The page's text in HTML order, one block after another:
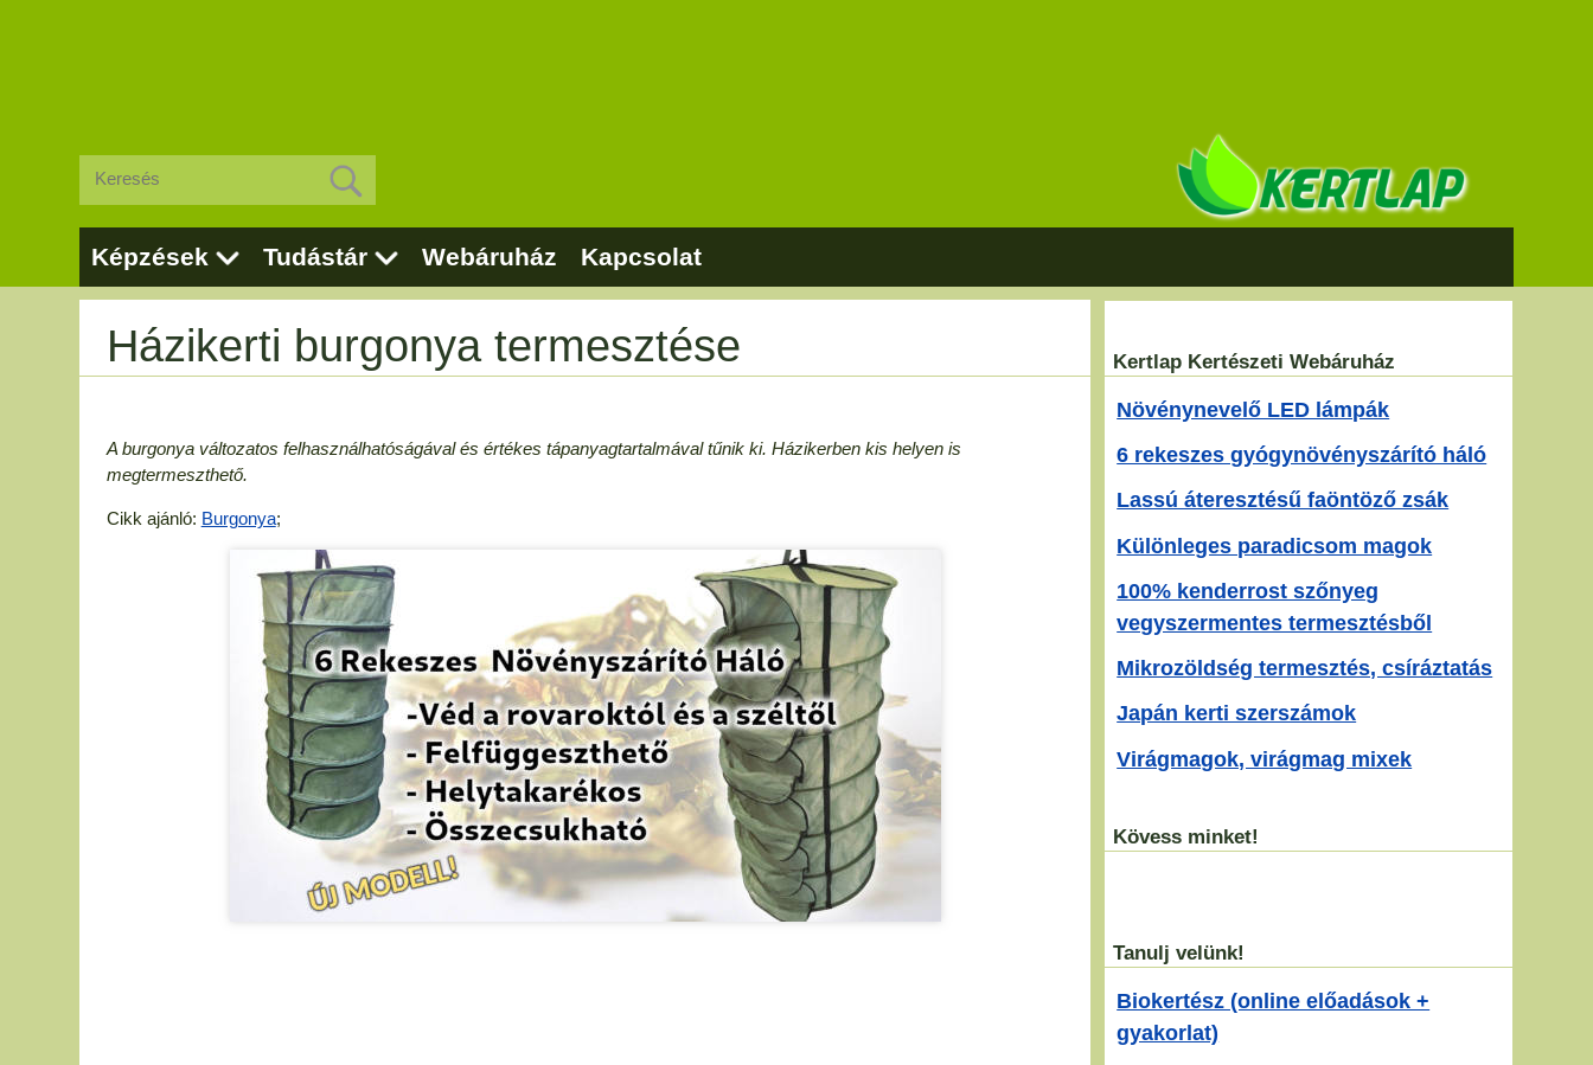
Képzések Tudástár Webáruház Kapcsolat
Házikerti burgonya termesztése
A burgonya változatos felhasználhatóságával és értékes tápanyagtartalmával tűnik ki. Házikerben kis helyen is
megtermeszthető.
Cikk ajánló: Burgonya;
Kertlap Kertészeti Webáruház
Növénynevelő LED lámpák
6 rekeszes gyógynövényszárító háló
Lassú áteresztésű faöntöző zsák
Különleges paradicsom magok
100% kenderrost szőnyeg
vegyszermentes termesztésből
Mikrozöldség termesztés, csíráztatás
Japán kerti szerszámok
Virágmagok, virágmag mixek
Kövess minket!
Tanulj velünk!
Biokertész (online előadások +
gyakorlat)